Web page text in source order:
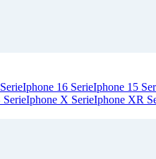
Iphone 16 SerieIphone 15
SerieIphone X SerieIphone XR